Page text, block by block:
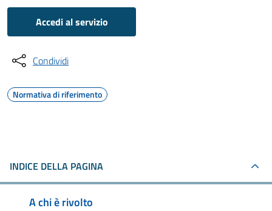
Accedi al servizio
Condividi
Normativa di riferimento
INDICE DELLA PAGINA
A chi è rivolto